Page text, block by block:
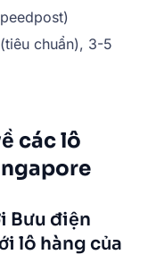
chuẩn), 3-5
các lô
Bưu điện
lô hàng của